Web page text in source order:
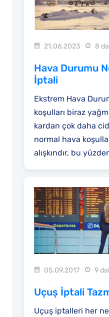
21.06.2023 8
Hava Durumu
İptali
Ekstrem Hava
koşulları biraz
kardan çok daha
normal hava
alışkındır, bu
05.09.2017 9
Uçuş İptali
Uçuş iptalleri her ne